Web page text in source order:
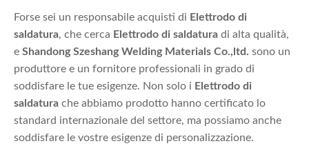
Forse sei un responsabile acquisti di Elettrodo di
saldatura, che cerca Elettrodo di saldatura di alta qualità,
e Shandong Szeshang Welding Materials Co.,ltd. sono un
produttore e un fornitore professionali in grado di
soddisfare le tue esigenze. Non solo i Elettrodo di
saldatura che abbiamo prodotto hanno certificato lo
standard internazionale del settore, ma possiamo anche
soddisfare le vostre esigenze di personalizzazione.